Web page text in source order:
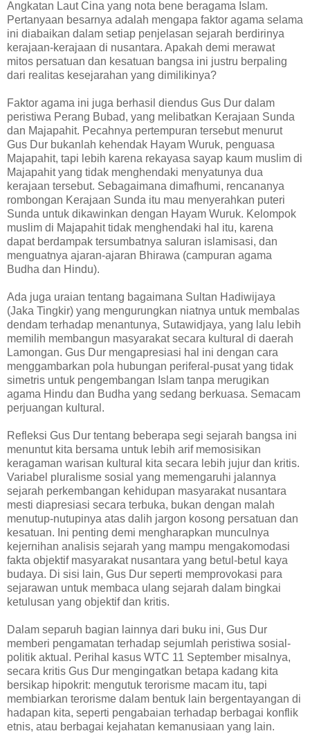
Angkatan Laut Cina yang nota bene beragama Islam.
Pertanyaan besarnya adalah mengapa faktor agama selama
ini diabaikan dalam setiap penjelasan sejarah berdirinya
kerajaan-kerajaan di nusantara. Apakah demi merawat
mitos persatuan dan kesatuan bangsa ini justru berpaling
dari realitas kesejarahan yang dimilikinya?
Faktor agama ini juga berhasil diendus Gus Dur dalam
peristiwa Perang Bubad, yang melibatkan Kerajaan Sunda
dan Majapahit. Pecahnya pertempuran tersebut menurut
Gus Dur bukanlah kehendak Hayam Wuruk, penguasa
Majapahit, tapi lebih karena rekayasa sayap kaum muslim di
Majapahit yang tidak menghendaki menyatunya dua
kerajaan tersebut. Sebagaimana dimafhumi, rencananya
rombongan Kerajaan Sunda itu mau menyerahkan puteri
Sunda untuk dikawinkan dengan Hayam Wuruk. Kelompok
muslim di Majapahit tidak menghendaki hal itu, karena
dapat berdampak tersumbatnya saluran islamisasi, dan
menguatnya ajaran-ajaran Bhirawa (campuran agama
Budha dan Hindu).
Ada juga uraian tentang bagaimana Sultan Hadiwijaya
(Jaka Tingkir) yang mengurungkan niatnya untuk membalas
dendam terhadap menantunya, Sutawidjaya, yang lalu lebih
memilih membangun masyarakat secara kultural di daerah
Lamongan. Gus Dur mengapresiasi hal ini dengan cara
menggambarkan pola hubungan periferal-pusat yang tidak
simetris untuk pengembangan Islam tanpa merugikan
agama Hindu dan Budha yang sedang berkuasa. Semacam
perjuangan kultural.
Refleksi Gus Dur tentang beberapa segi sejarah bangsa ini
menuntut kita bersama untuk lebih arif memosisikan
keragaman warisan kultural kita secara lebih jujur dan kritis.
Variabel pluralisme sosial yang memengaruhi jalannya
sejarah perkembangan kehidupan masyarakat nusantara
mesti diapresiasi secara terbuka, bukan dengan malah
menutup-nutupinya atas dalih jargon kosong persatuan dan
kesatuan. Ini penting demi mengharapkan munculnya
kejernihan analisis sejarah yang mampu mengakomodasi
fakta objektif masyarakat nusantara yang betul-betul kaya
budaya. Di sisi lain, Gus Dur seperti memprovokasi para
sejarawan untuk membaca ulang sejarah dalam bingkai
ketulusan yang objektif dan kritis.
Dalam separuh bagian lainnya dari buku ini, Gus Dur
memberi pengamatan terhadap sejumlah peristiwa sosial-
politik aktual. Perihal kasus WTC 11 September misalnya,
secara kritis Gus Dur mengingatkan betapa kadang kita
bersikap hipokrit: mengutuk terorisme macam itu, tapi
membiarkan terorisme dalam bentuk lain bergentayangan di
hadapan kita, seperti pengabaian terhadap berbagai konflik
etnis, atau berbagai kejahatan kemanusiaan yang lain.